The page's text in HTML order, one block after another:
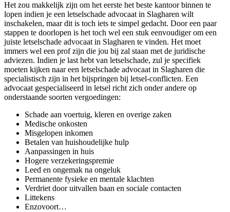
Het zou makkelijk zijn om het eerste het beste kantoor binnen te
lopen indien je een letselschade advocaat in Slagharen wilt
inschakelen, maar dit is toch iets te simpel gedacht. Door een paar
stappen te doorlopen is het toch wel een stuk eenvoudiger om een
juiste letselschade advocaat in Slagharen te vinden. Het moet
immers wel een prof zijn die jou bij zal staan met de juridische
adviezen. Indien je last hebt van letselschade, zul je specifiek
moeten kijken naar een letselschade advocaat in Slagharen die
specialistisch zijn in het bijspringen bij letsel-conflicten. Een
advocaat gespecialiseerd in letsel richt zich onder andere op
onderstaande soorten vergoedingen:
Schade aan voertuig, kleren en overige zaken
Medische onkosten
Misgelopen inkomen
Betalen van huishoudelijke hulp
Aanpassingen in huis
Hogere verzekeringspremie
Leed en ongemak na ongeluk
Permanente fysieke en mentale klachten
Verdriet door uitvallen baan en sociale contacten
Littekens
Enzovoort…